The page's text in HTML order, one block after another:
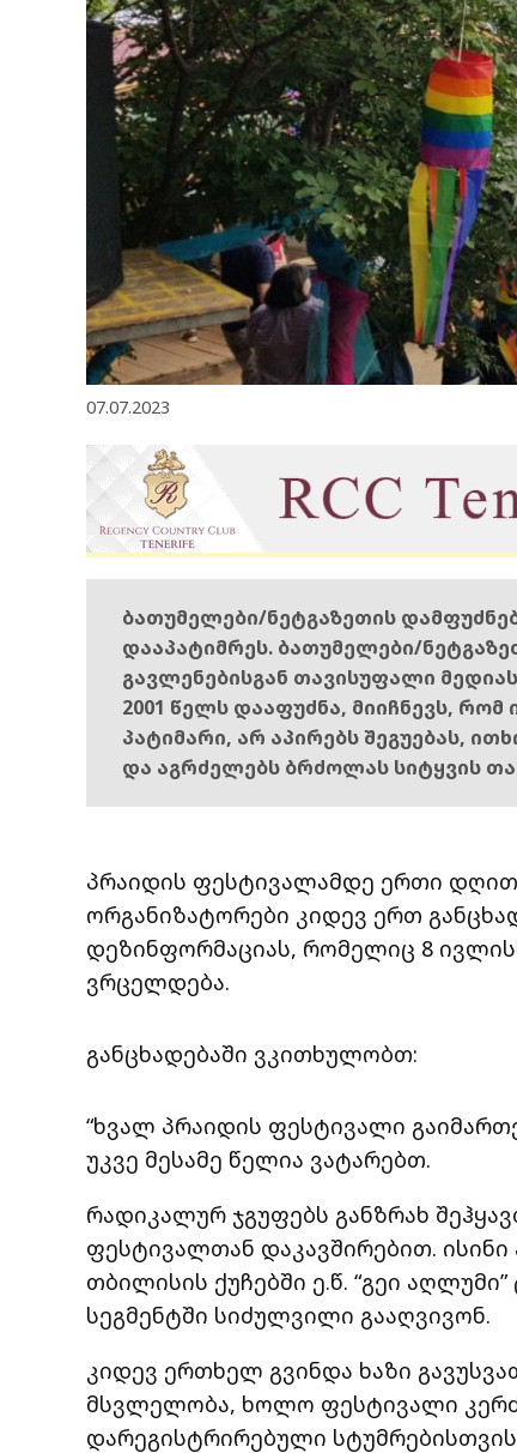
07.07.2023
ბათუმელები/ნეტგაზეთის
დააპატიმრეს. ბათუმელები/
გავლენებისგან თავისუფალი
2001 წელს დააფუძნა, მიიჩნევს,
პატიმარი, არ აპირებს შეგუებას,
და აგრძელებს ბრძოლას სიტყვის
პრაიდის ფესტივალამდე ერთი
ორგანიზატორები კიდევ ერთ
დეზინფორმაციას, რომელიც 8
ვრცელდება.
განცხადებაში ვკითხულობთ:
“ხვალ პრაიდის ფესტივალი
უკვე მესამე წელია ვატარებთ.
რადიკალურ ჯგუფებს განზრახ
ფესტივალთან დაკავშირებით.
თბილისის ქუჩებში ე.წ. “გეი
სეგმენტში სიძულვილი გააღვივონ.
კიდევ ერთხელ გვინდა ხაზი
მსვლელობა, ხოლო ფესტივალი
დარეგისტრირებული